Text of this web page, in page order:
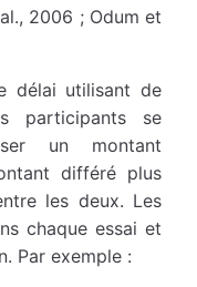
2006 ; Odum et
délai utilisant de
participants se
un montant
différé plus
les deux. Les
chaque essai et
Par exemple :